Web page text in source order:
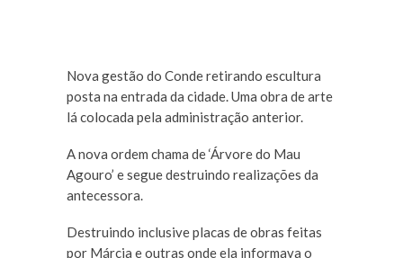
Nova gestão do Conde retirando escultura
posta na entrada da cidade. Uma obra de arte
lá colocada pela administração anterior.
A nova ordem chama de ‘Árvore do Mau
Agouro’ e segue destruindo realizações da
antecessora.
Destruindo inclusive placas de obras feitas
por Márcia e outras onde ela informava o